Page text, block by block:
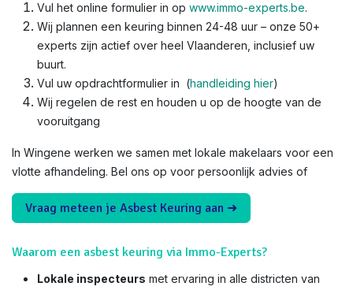
Vul het online formulier in op www.immo-experts.be.
Wij plannen een keuring binnen 24-48 uur – onze 50+
experts zijn actief over heel Vlaanderen, inclusief uw
buurt.
Vul uw opdrachtformulier in (handleiding hier)
Wij regelen de rest en houden u op de hoogte van de
vooruitgang
In Wingene werken we samen met lokale makelaars voor een
vlotte afhandeling. Bel ons op voor persoonlijk advies of
Vraag meteen je Asbest Keuring aan ➜
Waarom een asbest keuring via Immo-Experts?
Lokale inspecteurs met ervaring in alle districten van